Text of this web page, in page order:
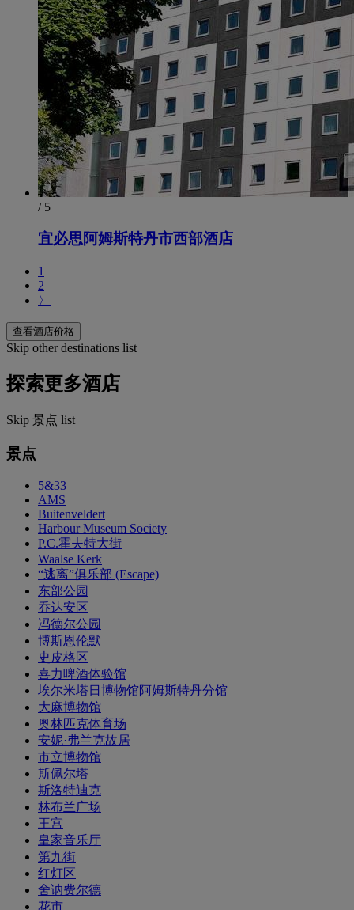
/ 5
宜必思阿姆斯特丹市西部酒店
1
2
〉
查看酒店价格
Skip other destinations list
探索更多酒店
Skip 景点 list
景点
5&33
AMS
Buitenveldert
Harbour Museum Society
P.C.霍夫特大街
Waalse Kerk
“逃离”俱乐部 (Escape)
东部公园
乔达安区
冯德尔公园
博斯恩伦默
史皮格区
喜力啤酒体验馆
埃尔米塔日博物馆阿姆斯特丹分馆
大麻博物馆
奥林匹克体育场
安妮·弗兰克故居
市立博物馆
斯佩尔塔
斯洛特迪克
林布兰广场
王宫
皇家音乐厅
第九街
红灯区
舍讷费尔德
花市